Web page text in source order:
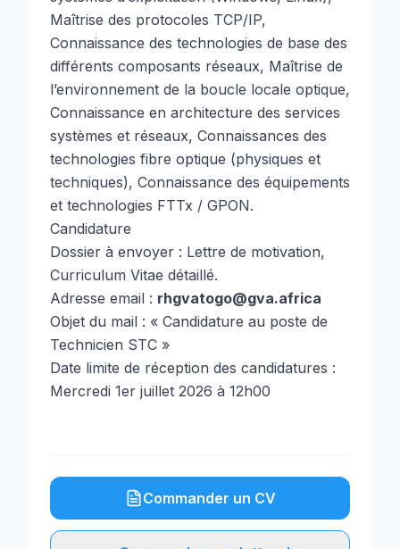
Maîtrise des protocoles TCP/IP,
Connaissance des technologies de base des
différents composants réseaux, Maîtrise de
l’environnement de la boucle locale optique,
Connaissance en architecture des services
systèmes et réseaux, Connaissances des
technologies fibre optique (physiques et
techniques), Connaissance des équipements
et technologies FTTx / GPON.
Candidature
Dossier à envoyer : Lettre de motivation,
Curriculum Vitae détaillé.
Adresse email : rhgvatogo@gva.africa
Objet du mail : « Candidature au poste de
Technicien STC »
Date limite de réception des candidatures :
Mercredi 1er juillet 2026 à 12h00
Commander un CV